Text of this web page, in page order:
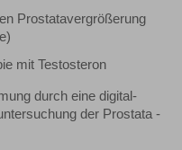
Prostatavergrößerung
mit Testosteron
durch eine digital-
der Prostata -